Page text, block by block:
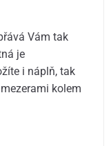
Vám tak
je
i náplň, tak
kolem